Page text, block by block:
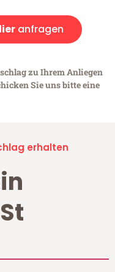
anfragen
zu Ihrem Anliegen
Sie uns bitte eine
erhalten